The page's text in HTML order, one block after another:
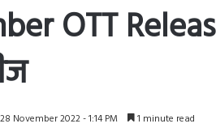
OTT
28 November 2022 - 1:14 PM 1 minute read